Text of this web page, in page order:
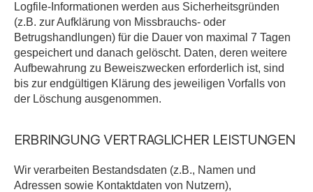
Logfile-Informationen werden aus Sicherheitsgründen
(z.B. zur Aufklärung von Missbrauchs- oder
Betrugshandlungen) für die Dauer von maximal 7 Tagen
gespeichert und danach gelöscht. Daten, deren weitere
Aufbewahrung zu Beweiszwecken erforderlich ist, sind
bis zur endgültigen Klärung des jeweiligen Vorfalls von
der Löschung ausgenommen.
ERBRINGUNG VERTRAGLICHER LEISTUNGEN
Wir verarbeiten Bestandsdaten (z.B., Namen und
Adressen sowie Kontaktdaten von Nutzern),